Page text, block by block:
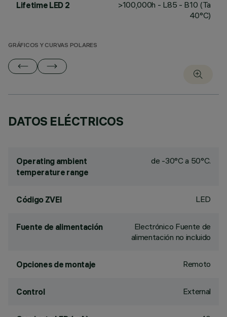
Lifetime LED 2
>100,000h - L85 - B10 (Ta
40°C)
GRÁFICOS Y CURVAS POLARES
DATOS ELÉCTRICOS
Operating ambient
temperature range
de -30°C a 50°C.
Código ZVEI LED
Fuente de alimentación
Electrónico Fuente de
alimentación no incluido
Opciones de montaje Remoto
Control External